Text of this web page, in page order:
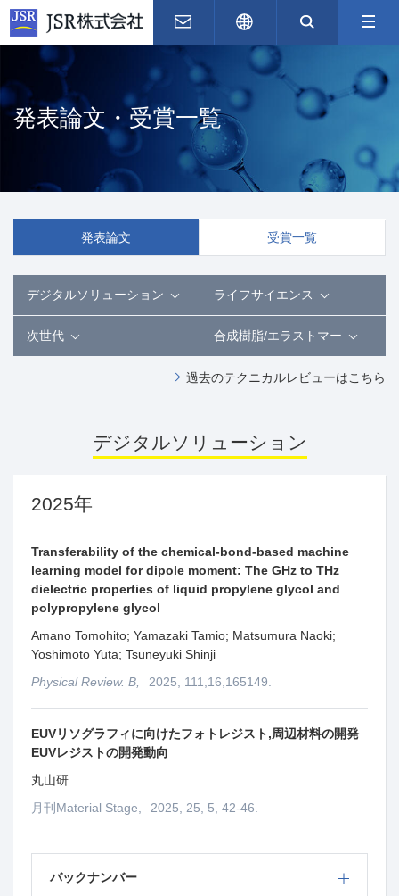
お問い合わせEnglish サイト内
発表論文・受賞一覧
発表論文 受賞一覧
デジタルソリューション ライフサイエンス
次世代 合成樹脂/エラストマー
過去のテクニカルレビューはこちら
デジタルソリューション
2025年
Transferability of the chemical-bond-based machine
learning model for dipole moment: The GHz to THz
dielectric properties of liquid propylene glycol and
polypropylene glycol
Amano Tomohito; Yamazaki Tamio; Matsumura Naoki;
Yoshimoto Yuta; Tsuneyuki Shinji
Physical Review. B,
2025, 111,16,165149.
EUVリソグラフィに向けたフォトレジスト,周辺材料の開発
EUVレジストの開発動向
丸山研
月刊Material Stage,
2025, 25, 5, 42-46.
バックナンバー